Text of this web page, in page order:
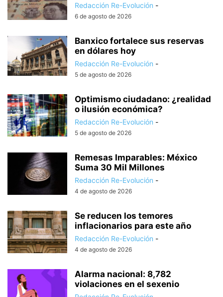
Redacción Re-Evolución -
6 de agosto de 2026
Banxico fortalece sus reservas
en dólares hoy
Redacción Re-Evolución -
5 de agosto de 2026
Optimismo ciudadano: ¿realidad
o ilusión económica?
Redacción Re-Evolución -
5 de agosto de 2026
Remesas Imparables: México
Suma 30 Mil Millones
Redacción Re-Evolución -
4 de agosto de 2026
Se reducen los temores
inflacionarios para este año
Redacción Re-Evolución -
4 de agosto de 2026
Alarma nacional: 8,782
violaciones en el sexenio